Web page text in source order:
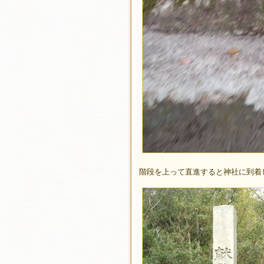
階段を上って直進すると神社に到着